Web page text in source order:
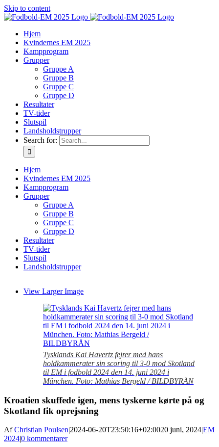
Skip to content
Hjem
Kvindernes EM 2025
Kampprogram
Grupper
Gruppe A
Gruppe B
Gruppe C
Gruppe D
Resultater
TV-tider
Slutspil
Landsholdstrupper
Search for:
Hjem
Kvindernes EM 2025
Kampprogram
Grupper
Gruppe A
Gruppe B
Gruppe C
Gruppe D
Resultater
TV-tider
Slutspil
Landsholdstrupper
View Larger Image
Tysklands Kai Havertz fejrer med hans
holdkammerater sin scoring til 3-0 mod Skotland
til EM i fodbold 2024 den 14. juni 2024 i
München. Foto: Mathias Bergeld / BILDBYRÅN
Kroatien skuffede igen, mens tyskerne kørte på og
Skotland fik oprejsning
AfChristian Poulsen|2024-06-20T23:50:16+02:0020 juni, 2024|EM
2024|0 kommentarer